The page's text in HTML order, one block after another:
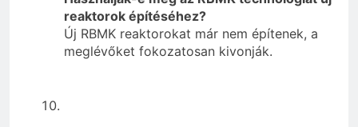
reaktorok építéséhez?
Új RBMK reaktorokat már nem építenek, a
meglévőket fokozatosan kivonják.